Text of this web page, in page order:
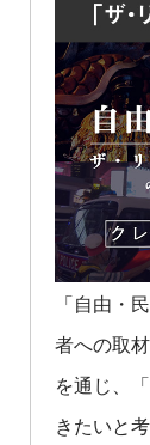
「自由・
者への取
を通じ、
きたいと